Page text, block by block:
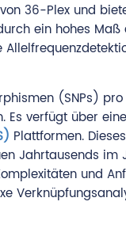
36-Plex und
ein hohes
(SNPs)
verfügt über
Plattformen.
Jahrtausends
und